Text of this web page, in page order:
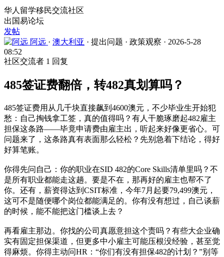
华人留学移民交流社区
出国易论坛
发帖
阿远 · 澳大利亚 · 提出问题 · 政策观察 · 2026-5-28
08:52
社区交流者 1 回复
485签证费翻倍，转482真划算吗？
485签证费用从几千块直接飙到4600澳元，不少毕业生开始犯
愁：自己掏钱拿工签，真的值得吗？有人干脆琢磨起482雇主
担保这条路——毕竟申请费由雇主出，听起来好像更省心。可
问题来了，这条路真有表面那么轻松？先别急着下结论，得好
好算笔账。
你得先问自己：你的职业在SID 482的Core Skills清单里吗？不
是所有职业都能走这趟。要是不在，那再好的雇主也帮不了
你。还有，薪资得达到CSIT标准，今年7月起要79,499澳元，
这可不是随便哪个岗位都能满足的。你有没有想过，自己谈薪
的时候，能不能把这门槛谈上去？
再看雇主那边。你找的公司真愿意担这个责吗？有些大企业确
实有固定担保渠道，但更多中小雇主可能压根没经验，甚至觉
得麻烦。你得主动问HR：“你们有没有担保482的计划？”别等